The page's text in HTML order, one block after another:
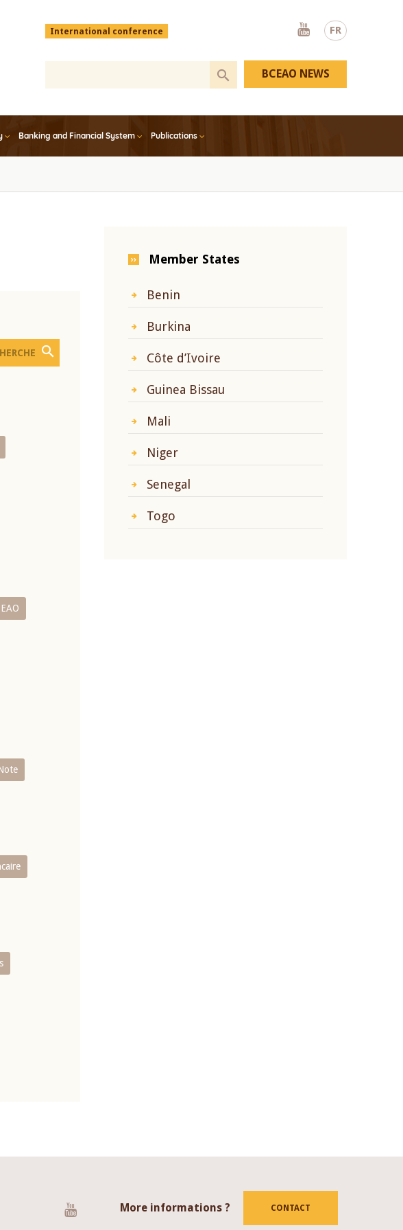
FR
Menu
top
International conference
Youtube
Banking and Financial System Publications
BCEAO NEWS
Member States
Benin
Burkina
Côte d’Ivoire
Guinea Bissau
Mali
Niger
Senegal
Togo
More informations ? CONTACT